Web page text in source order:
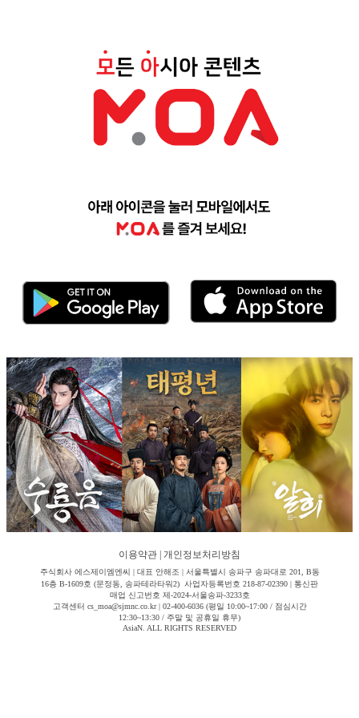
이용약관 개인정보처리방침
주식회사 에스제이엠엔씨 | 대표 안해조 | 서울특별시 송파구 송파대로 201, B동
16층 B-1609호 (문정동, 송파테라타워2) 사업자등록번호 218-87-02390 | 통신판
매업 신고번호 제-2024-서울송파-3233호
고객센터 cs_moa@sjmnc.co.kr | 02-400-6036 (평일 10:00~17:00 / 점심시간
12:30~13:30 / 주말 및 공휴일 휴무)
AsiaN. ALL RIGHTS RESERVED